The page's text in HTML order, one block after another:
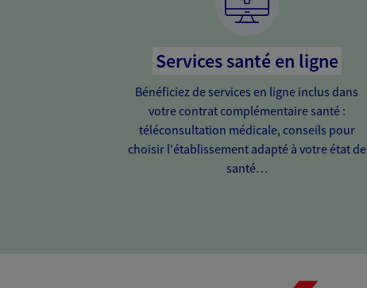
Services santé en ligne
Bénéficiez de services en ligne inclus dans
votre contrat complémentaire santé :
téléconsultation médicale, conseils pour
choisir l'établissement adapté à votre état de
santé…